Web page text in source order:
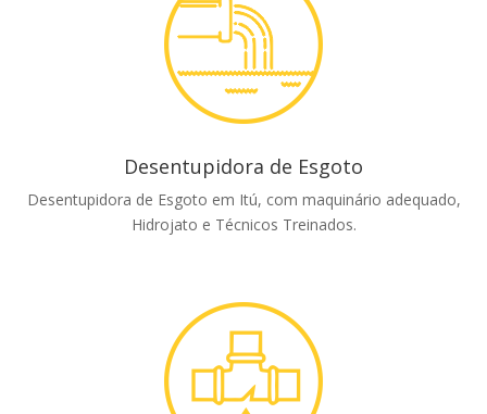
Desentupidora de Esgoto
Desentupidora de Esgoto em Itú, com maquinário adequado,
Hidrojato e Técnicos Treinados.